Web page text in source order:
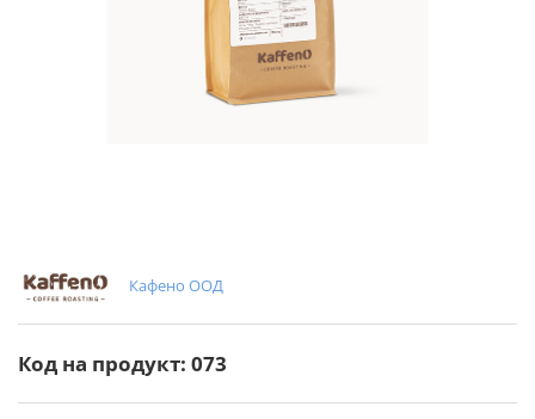
Кафено ООД
Код на продукт: 073